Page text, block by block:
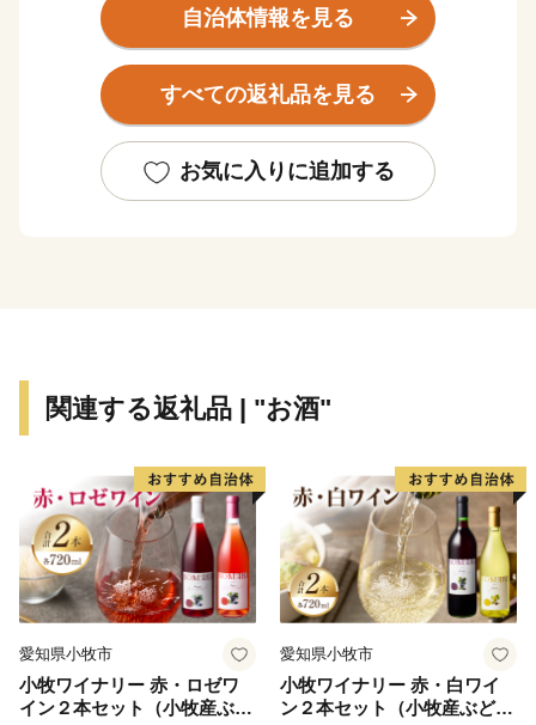
じめ、ワイナリー数でも日本一を誇ります。
ぶどうとワインに関しては、「甲州市勝沼」として高い
評価をいただいております。
自治体情報を見る
すべての返礼品を見る
お気に入りに追加する
関連する返礼品 | "お酒"
愛知県小牧市
小牧ワイナリー 赤・ロゼワ
イン２本セット（小牧産ぶど
愛知県小牧市
小牧ワイナリー 赤・白ワイ
ン２本セット（小牧産ぶどう